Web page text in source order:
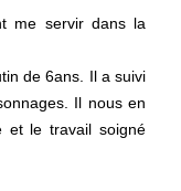
me servir dans la
de 6ans. Il a suivi
Il nous en
et le travail soigné